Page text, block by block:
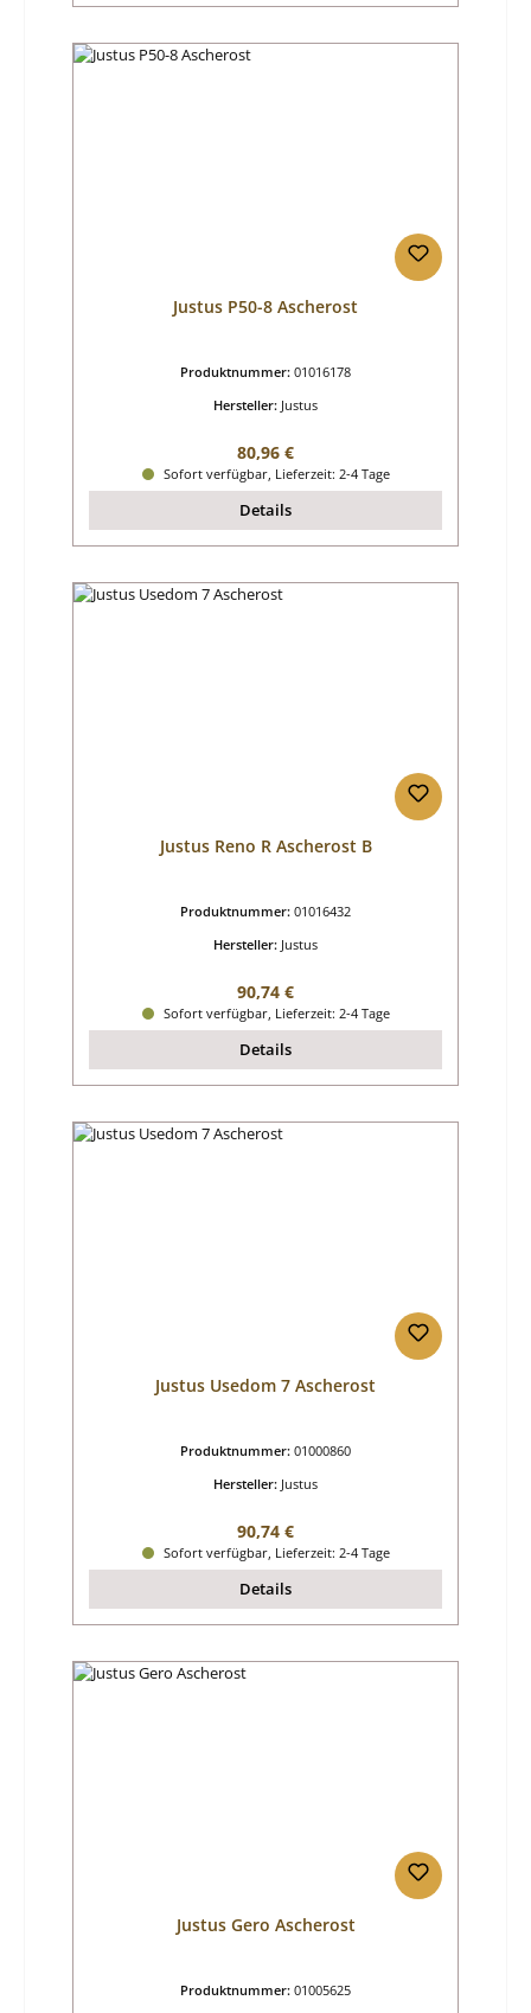
Justus P50-8 Ascherost
Produktnummer: 01016178
Hersteller: Justus
Regulärer Preis:
80,96 €
Sofort verfügbar, Lieferzeit: 2-4 Tage
Details
Justus Reno R Ascherost B
Produktnummer: 01016432
Hersteller: Justus
Regulärer Preis:
90,74 €
Sofort verfügbar, Lieferzeit: 2-4 Tage
Details
Justus Usedom 7 Ascherost
Produktnummer: 01000860
Hersteller: Justus
Regulärer Preis:
90,74 €
Sofort verfügbar, Lieferzeit: 2-4 Tage
Details
Justus Gero Ascherost
Produktnummer: 01005625